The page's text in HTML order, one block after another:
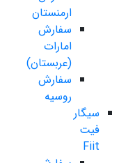
ارمنستان
سفارش
امارات
(عربستان)
سفارش
روسیه
سیگار
فیت
Fiit